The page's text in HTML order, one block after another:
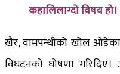
कहालिलाग्दो विषय हो।
खैर, वामपन्थीको खोल
विघटनको घोषणा गरिदिए।